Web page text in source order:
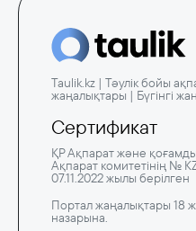
Taulik.kz | Тәулік бойы
жаңалықтары | Бүгінгі
Сертификат
ҚР Ақпарат және
Ақпарат комитетінің №
07.11.2022 жылы берілген
Портал жаңалықтары 18
назарына.